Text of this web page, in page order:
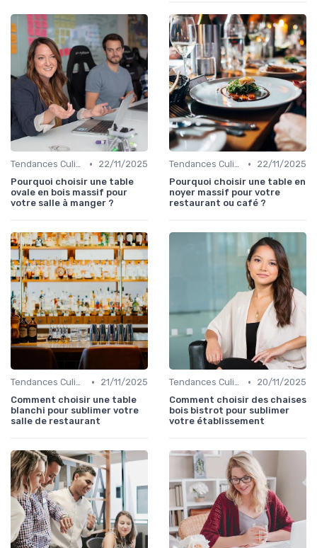
Tendances Culinaire •
22/11/2025
Pourquoi choisir une table
ovale en bois massif pour
votre salle à manger ?
Tendances Culinaire •
22/11/2025
Pourquoi choisir une table en
noyer massif pour votre
restaurant ou café ?
Tendances Culinaire •
21/11/2025
Comment choisir une table
blanchi pour sublimer votre
salle de restaurant
Tendances Culinaire •
20/11/2025
Comment choisir des chaises
bois bistrot pour sublimer
votre établissement